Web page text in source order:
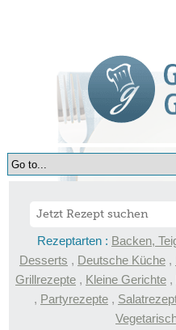
Rezeptarten : Backen,
Desserts , Deutsche Küche ,
Grillrezepte , Kleine Gerichte ,
, Partyrezepte ,